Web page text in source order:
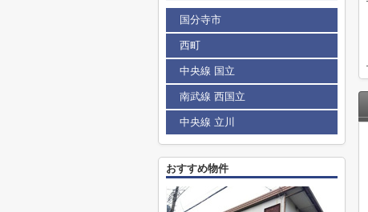
国分寺市
西町
中央線 国立
南武線 西国立
中央線 立川
おすすめ物件